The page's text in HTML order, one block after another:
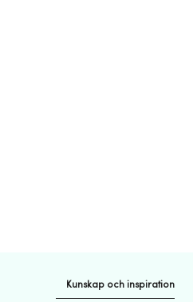
Kunskap och inspiration